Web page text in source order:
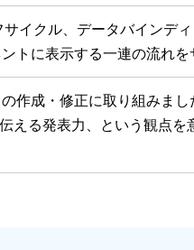
サイクル、データバイン
トに表示する一連の流れを
作成・修正に取り組みま
る発表力、という観点を